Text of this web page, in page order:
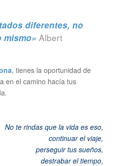
diferentes, no
mismo» Albert
, tienes la oportunidad de
en el camino hacía tus
No te rindas que la vida es eso,
continuar el viaje,
perseguir tus sueños,
destrabar el tiempo,